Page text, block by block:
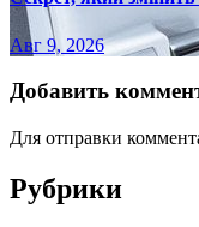
Авг 9, 2026
Добавить
Для отправки
Рубрики